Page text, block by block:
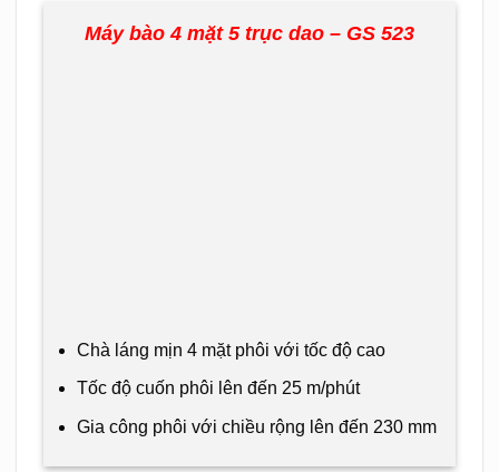
Máy bào 4 mặt 5 trục dao – GS 523
Chà láng mịn 4 mặt phôi với tốc độ cao
Tốc độ cuốn phôi lên đến 25 m/phút
Gia công phôi với chiều rộng lên đến 230 mm